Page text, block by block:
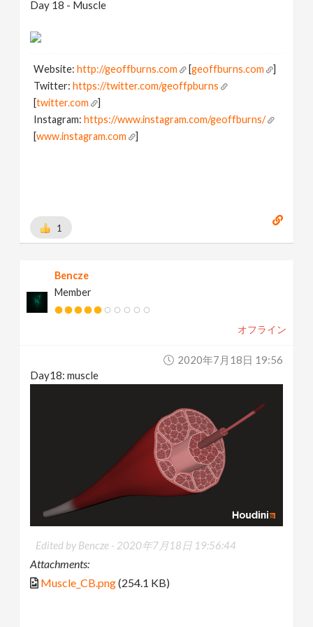
Day 18 - Muscle
Website:http://geoffburns.com [geoffburns.com
]
Twitter:https://twitter.com/geoffpburns
[twitter.com
]
Instagram:https://www.instagram.com/geoffburns/
[www.instagram.com ]
1
Bencze
Member
オフライン
2020年7月18日 19:56
Day18: muscle
Edited by Bencze - 2020年7月18日 19:56:44
Attachments:
Muscle_CB.png(254.1 KB)